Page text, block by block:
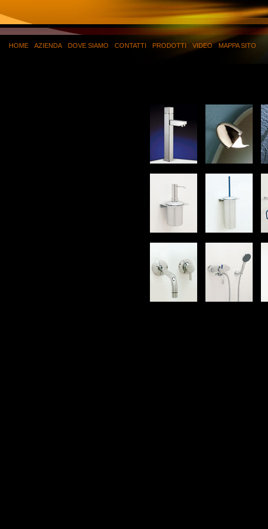
HOME AZIENDA DOVE SIAMO CONTATTI PRODOTTI VIDEO MAPPA SITO